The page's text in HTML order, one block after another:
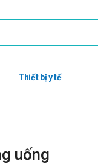
Thiết bị y tế
uống